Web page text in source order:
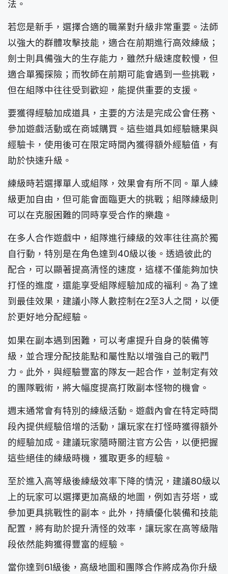
法。
若您是新手，選擇合適的職業對升級非常重要。法師
以強大的群體攻擊技能，適合在前期進行高效練級；
劍士則具備強大的生存能力，雖然升級速度較慢，但
適合單獨探險；而牧師在前期可能會遇到一些挑戰，
但在組隊中往往受到歡迎，能提供重要的支援。
要獲得經驗加成道具，主要的方法是完成公會任務、
參加遊戲活動或在商城購買。這些道具如經驗糖果與
經驗卡，使用後可在限定時間內獲得額外經驗值，有
助於快速升級。
練級時若選擇單人或組隊，效果會有所不同。單人練
級更加自由，但可能會面臨更大的挑戰；組隊練級則
可以在克服困難的同時享受合作的樂趣。
在多人合作遊戲中，組隊進行練級的效率往往高於獨
自行動，特別是在角色達到40級以後。透過彼此的
配合，可以顯著提高清怪的速度，這樣不僅能夠加快
打怪的進度，還能享受組隊經驗加成的福利。為了達
到最佳效果，建議小隊人數控制在2至3人之間，以便
於更好地分配經驗。
如果在副本遇到困難，可以考慮提升自身的裝備等
級，並合理分配技能點和屬性點以增強自己的戰鬥
力。此外，與經驗豐富的隊友一起合作，並制定有效
的團隊戰術，將大幅度提高打敗副本怪物的機會。
週末通常會有特別的練級活動。遊戲內會在特定時間
段內提供經驗倍增的活動，讓玩家在打怪時獲得額外
的經驗加成。建議玩家隨時關注官方公告，以便把握
這些絕佳的練級時機，獲取更多的經驗。
至於進入高等級後練級效率下降的情況，建議80級以
上的玩家可以選擇更加高級的地圖，例如吉芬塔，或
參加更具挑戰性的副本。此外，持續優化裝備和技能
配置，將有助於提升清怪的效率，讓玩家在高等級階
段依然能夠獲得豐富的經驗。
當你達到61級後，高級地圖和團隊合作將成為你升級